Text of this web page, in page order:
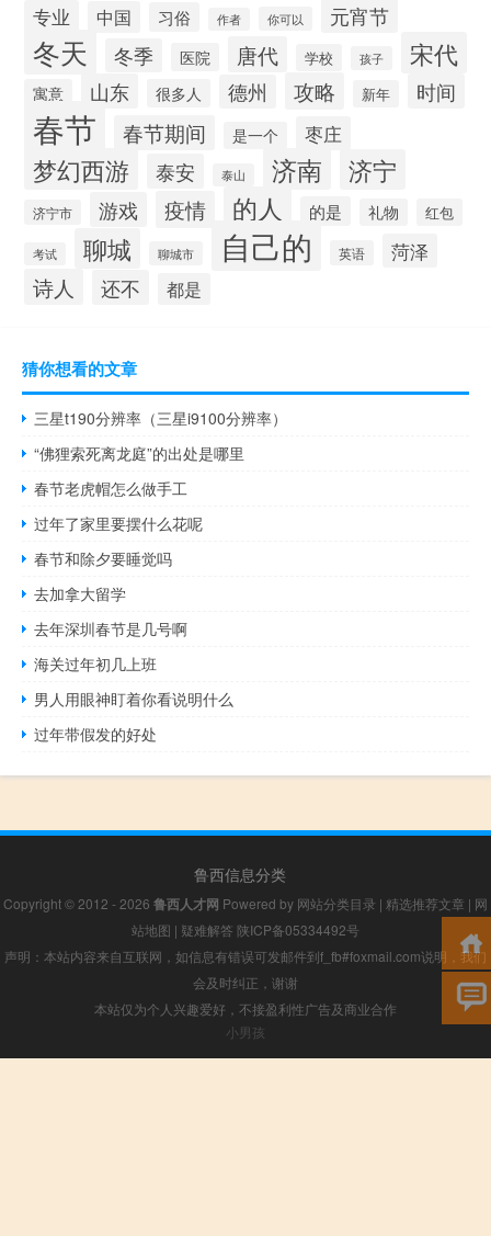
专业 中国 习俗 作者 你可以 元宵节
冬天 冬季 医院 唐代 学校 孩子 宋代
寓意 山东 很多人 德州 攻略 新年 时间
春节 春节期间 是一个 枣庄
梦幻西游 泰安 泰山 济南 济宁
济宁市 游戏 疫情 的人 的是 礼物 红包
考试 聊城 聊城市 自己的 英语 菏泽
诗人 还不 都是
猜你想看的文章
三星t190分辨率（三星i9100分辨率）
“佛狸索死离龙庭”的出处是哪里
春节老虎帽怎么做手工
过年了家里要摆什么花呢
春节和除夕要睡觉吗
去加拿大留学
去年深圳春节是几号啊
海关过年初几上班
男人用眼神盯着你看说明什么
过年带假发的好处
鲁西信息分类
Copyright © 2012 - 2026 鲁西人才网 Powered by 网站分类目录 | 精选推荐文章 | 网
站地图 | 疑难解答 陕ICP备05334492号
声明：本站内容来自互联网，如信息有错误可发邮件到f_fb#foxmail.com说明，我们
会及时纠正，谢谢
本站仅为个人兴趣爱好，不接盈利性广告及商业合作
小男孩